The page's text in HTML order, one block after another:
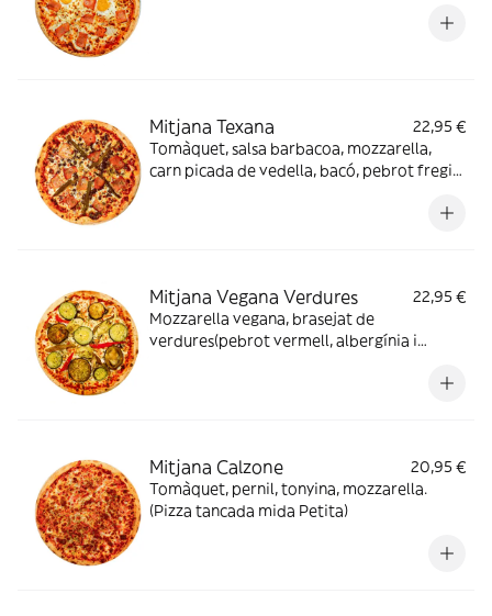
Mitjana Texana
22,95 €
Tomàquet, salsa barbacoa, mozzarella,
carn picada de vedella, bacó, pebrot fregit
Mitjana Vegana Verdures
22,95 €
Mozzarella vegana, brasejat de
verdures(pebrot vermell, albergínia i
Mitjana Calzone
20,95 €
Tomàquet, pernil, tonyina, mozzarella.
(Pizza tancada mida Petita)